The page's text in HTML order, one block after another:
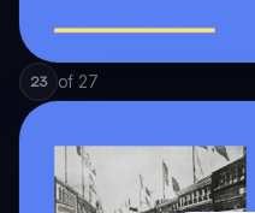
23 of 27